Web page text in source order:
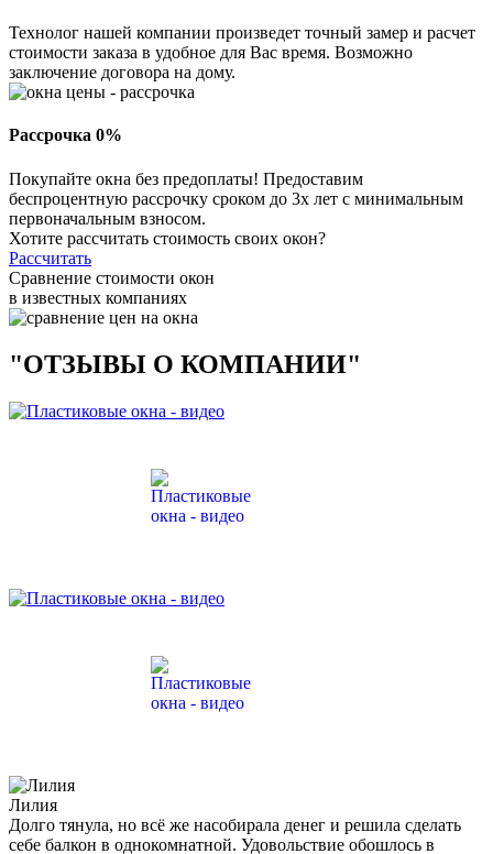
Технолог нашей компании произведет точный замер и расчет
стоимости заказа в удобное для Вас время. Возможно
заключение договора на дому.
Рассрочка 0%
Покупайте окна без предоплаты! Предоставим
беспроцентную рассрочку сроком до 3х лет с минимальным
первоначальным взносом.
Хотите рассчитать стоимость своих окон?
Рассчитать
Сравнение стоимости окон
в известных компаниях
"ОТЗЫВЫ О КОМПАНИИ"
Лилия
Долго тянула, но всё же насобирала денег и решила сделать
себе балкон в однокомнатной. Удовольствие обошлось в